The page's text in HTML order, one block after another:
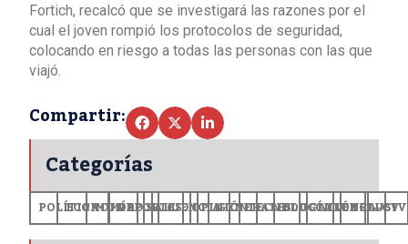
Fortich, recalcó que se investigará las razones por el
cual el joven rompió los protocolos de seguridad,
colocando en riesgo a todas las personas con las que
viajó.
Compartir:
Categorías
POLÍTICA
ECONOMÍA
MUNDODEPORTES
SALUDCIENCIA
OPINIÓN
GENERALES
TECNOLOGÍA
EDUCACIÓN
CULTURA+CV